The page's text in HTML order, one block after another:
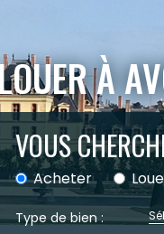
À
VOUS
Acheter
Type de bien :